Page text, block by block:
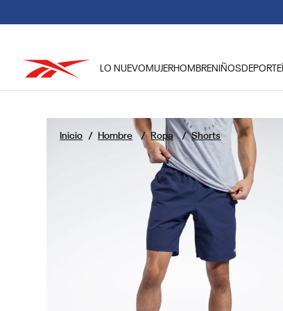
LO NUEVO MUJERHOMBRENIÑOSDEPORTE
Hombre Ropa Shorts
1.
reebok classic mujer
2.
club c
3.
reebok hombre
4.
training
polerón
classic
7.
nano 4
8.